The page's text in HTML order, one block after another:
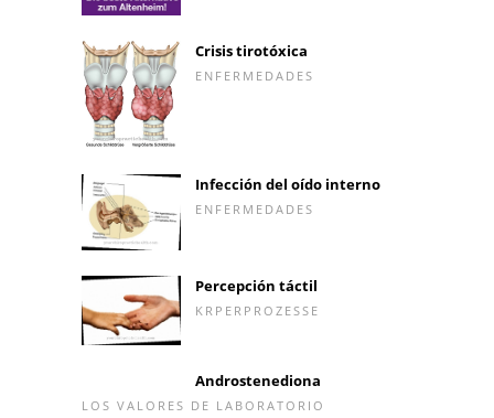
Crisis tirotóxica
ENFERMEDADES
Infección del oído interno
ENFERMEDADES
Percepción táctil
KRPERPROZESSE
Androstenediona
LOS VALORES DE LABORATORIO